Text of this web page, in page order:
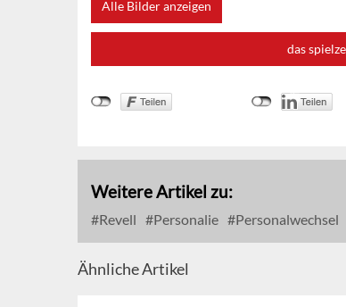
Alle Bilder anzeigen
das
Weitere Artikel zu:
Revell Personalie Personalwechsel
Ähnliche Artikel